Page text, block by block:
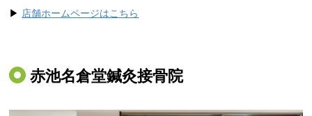
▶ 店舗ホームページはこちら
赤池名倉堂鍼灸接骨院